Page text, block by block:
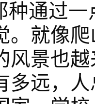
种通过
。就像
风景也
多远，